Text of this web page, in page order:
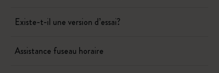
Existe-t-il une version d’essai?
Assistance fuseau horaire